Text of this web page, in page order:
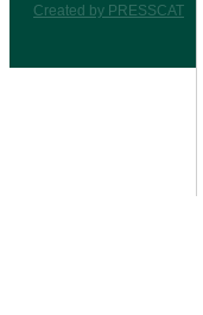
Created by PRESSCAT